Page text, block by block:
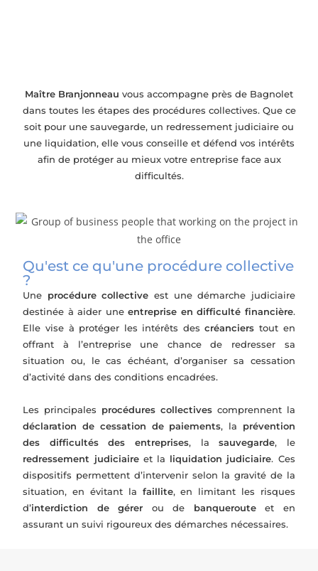
Maître Branjonneau vous accompagne près de Bagnolet
dans toutes les étapes des procédures collectives. Que ce
soit pour une sauvegarde, un redressement judiciaire ou
une liquidation, elle vous conseille et défend vos intérêts
afin de protéger au mieux votre entreprise face aux
difficultés.
Qu'est ce qu'une procédure collective
?
Une procédure collective est une démarche judiciaire
destinée à aider uneentreprise en difficulté financière.
Elle vise à protéger les intérêts descréanciers tout en
offrant à l’entreprise une chance de redresser sa
situation ou, le cas échéant, d’organiser sa cessation
d’activité dans des conditions encadrées.
Les principales procédures collectivescomprennent la
déclaration de cessation de paiements, la prévention
des difficultés des entreprises, lasauvegarde, le
redressement judiciaireet la liquidation judiciaire. Ces
dispositifs permettent d’intervenir selon la gravité de la
situation, en évitant la faillite, en limitant les risques
d’interdiction de gérer ou de banquerouteet en
assurant un suivi rigoureux des démarches nécessaires.